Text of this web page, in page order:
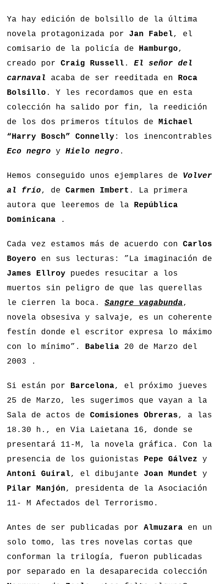
Ya hay edición de bolsillo de la última
novela protagonizada por Jan Fabel, el
comisario de la policía de
Hamburgo,
creado por Craig Russell . El señor del
carnaval acaba de ser reeditada en
Roca
Bolsillo . Y les recordamos que en esta
colección ha salido por fin, la reedición
de los dos primeros títulos de
Michael
“Harry Bosch” Connelly: los inencontrables
Eco negro y Hielo negro .
Hemos conseguido unos ejemplares de Volver
al frío, de Carmen Imbert . La primera
autora que leeremos de la
República
Dominicana .
Cada vez estamos más de acuerdo con Carlos
Boyero en sus lecturas: ”La imaginación de
James Ellroy puedes resucitar a los
muertos sin peligro de que las querellas
le cierren la boca. Sangre vagabunda,
novela obsesiva y salvaje, es un coherente
festín donde el escritor expresa lo máximo
con lo mínimo”.
Babelia 20 de Marzo del
2003 .
Si están por Barcelona, el próximo jueves
25 de Marzo, les sugerimos que vayan a la
Sala de actos de Comisiones Obreras, a las
18.30 h., en Via Laietana 16, donde se
presentará 11-M, la novela gráfica. Con la
presencia de los guionistas
Pepe Gálvez y
Antoni Guiral, el dibujante Joan Mundet
y
Pilar Manjón, presidenta de la Asociación
11- M Afectados del Terrorismo.
Antes de ser publicadas por Almuzara en un
solo tomo, las tres novelas cortas que
conforman la trilogía, fueron publicadas
por separado en la desaparecida colección